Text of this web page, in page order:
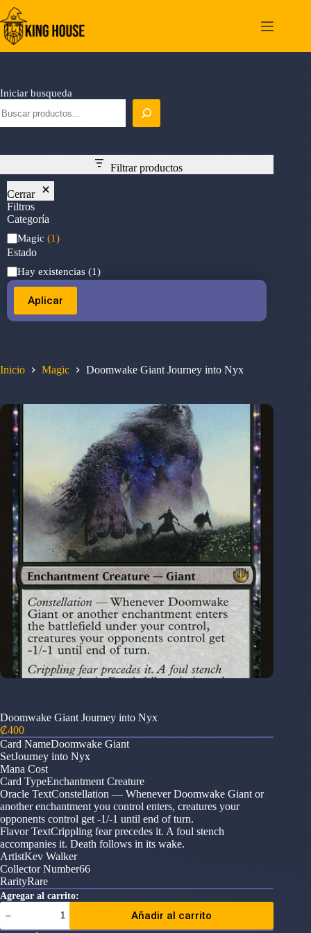
Saltar
al
contenido
Inicio Magic Doomwake Giant Journey into Nyx
Doomwake Giant Journey into Nyx
₡400
Card NameDoomwake Giant
SetJourney into Nyx
Mana Cost
Card TypeEnchantment Creature
Oracle TextConstellation — Whenever Doomwake Giant or
another enchantment you control enters, creatures your
opponents control get -1/-1 until end of turn.
Flavor TextCrippling fear precedes it. A foul stench
accompanies it. Death follows in its wake.
ArtistKev Walker
Collector Number66
RarityRare
Agregar al carrito:
Doomwake
Giant
Journey
Añadir al carrito
Iniciar busqueda
Filtrar productos
Cerrar
Filtros
Categoría
Categoría
Magic (1)
Estado
Estado
Hay existencias (1)
Aplicar